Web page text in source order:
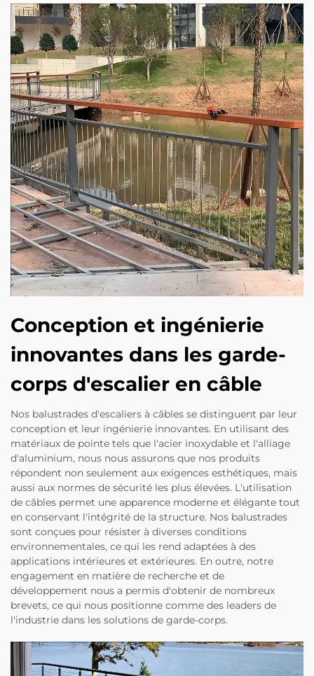
Conception et ingénierie
innovantes dans les garde-
corps d'escalier en câble
Nos balustrades d'escaliers à câbles se distinguent par leur
conception et leur ingénierie innovantes. En utilisant des
matériaux de pointe tels que l'acier inoxydable et l'alliage
d'aluminium, nous nous assurons que nos produits
répondent non seulement aux exigences esthétiques, mais
aussi aux normes de sécurité les plus élevées. L'utilisation
de câbles permet une apparence moderne et élégante tout
en conservant l'intégrité de la structure. Nos balustrades
sont conçues pour résister à diverses conditions
environnementales, ce qui les rend adaptées à des
applications intérieures et extérieures. En outre, notre
engagement en matière de recherche et de
développement nous a permis d'obtenir de nombreux
brevets, ce qui nous positionne comme des leaders de
l'industrie dans les solutions de garde-corps.